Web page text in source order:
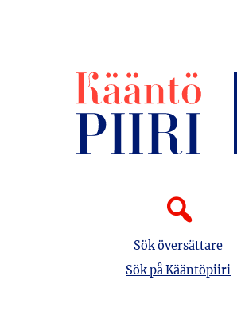
Sök översättare
Sök på Kääntöpiiri